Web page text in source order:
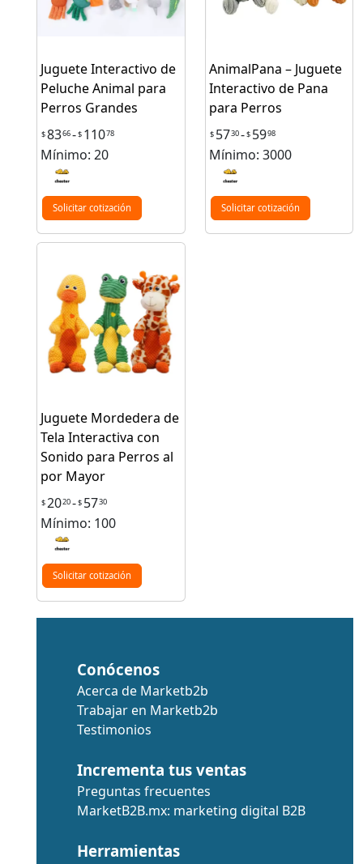
Juguete Interactivo de
Peluche Animal para
Perros Grandes
$8366-$ 11078
Mínimo: 20
Solicitar cotización
AnimalPana – Juguete
Interactivo de Pana
para Perros
$ 5730-$ 5998
Mínimo: 3000
Solicitar cotización
Juguete Mordedera de
Tela Interactiva con
Sonido para Perros al
por Mayor
$2020-$ 5730
Mínimo: 100
Solicitar cotización
Conócenos
Acerca de Marketb2b
Trabajar en Marketb2b
Testimonios
Incrementa tus ventas
Preguntas frecuentes
MarketB2B.mx: marketing digital B2B
Herramientas